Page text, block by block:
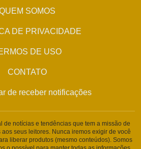
SOMOS
DE PRIVACIDADE
DE USO
CONTATO
de receber notificações
de notícias e tendências que tem a missão de
seus leitores. Nunca iremos exigir de você
liberar produtos (mesmo conteúdos). Somos